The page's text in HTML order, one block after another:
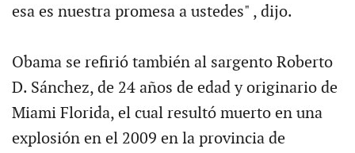
esa es nuestra promesa a ustedes" , dijo.
Obama se refirió también al sargento Roberto
D. Sánchez, de 24 años de edad y originario de
Miami Florida, el cual resultó muerto en una
explosión en el 2009 en la provincia de